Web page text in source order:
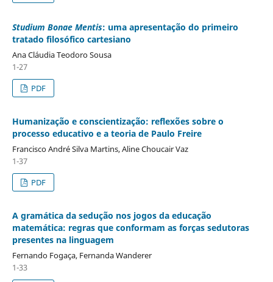
Studium Bonae Mentis: uma apresentação do primeiro
tratado filosófico cartesiano
Ana Cláudia Teodoro Sousa
1-27
PDF
Humanização e conscientização: reflexões sobre o
processo educativo e a teoria de Paulo Freire
Francisco André Silva Martins, Aline Choucair Vaz
1-37
PDF
A gramática da sedução nos jogos da educação
matemática: regras que conformam as forças sedutoras
presentes na linguagem
Fernando Fogaça, Fernanda Wanderer
1-33